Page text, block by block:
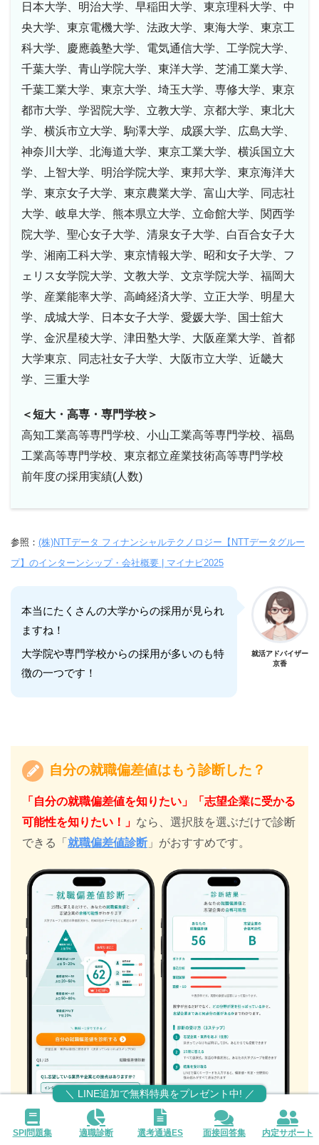
日本大学、明治大学、早稲田大学、東京理科大学、中
央大学、東京電機大学、法政大学、東海大学、東京工
科大学、慶應義塾大学、電気通信大学、工学院大学、
千葉大学、青山学院大学、東洋大学、芝浦工業大学、
千葉工業大学、東京大学、埼玉大学、専修大学、東京
都市大学、学習院大学、立教大学、京都大学、東北大
学、横浜市立大学、駒澤大学、成蹊大学、広島大学、
神奈川大学、北海道大学、東京工業大学、横浜国立大
学、上智大学、明治学院大学、東邦大学、東京海洋大
学、東京女子大学、東京農業大学、富山大学、同志社
大学、岐阜大学、熊本県立大学、立命館大学、関西学
院大学、聖心女子大学、清泉女子大学、白百合女子大
学、湘南工科大学、東京情報大学、昭和女子大学、フ
ェリス女学院大学、文教大学、文京学院大学、福岡大
学、産業能率大学、高崎経済大学、立正大学、明星大
学、成城大学、日本女子大学、愛媛大学、国士舘大
学、金沢星稜大学、津田塾大学、大阪産業大学、首都
大学東京、同志社女子大学、大阪市立大学、近畿大
学、三重大学
＜短大・高専・専門学校＞
高知工業高等専門学校、小山工業高等専門学校、福島
工業高等専門学校、東京都立産業技術高等専門学校
前年度の採用実績(人数)
参照： (株)NTTデータ フィナンシャルテクノロジー【NTTデータグルー
プ】のインターンシップ・会社概要 | マイナビ2025
本当にたくさんの大学からの採用が見られ
ますね！
大学院や専門学校からの採用が多いのも特
徴の一つです！
就活アドバイザー
京香
自分の就職偏差値はもう診断した？
「自分の就職偏差値を知りたい」「志望企業に受かる
可能性を知りたい！」 なら、選択肢を選ぶだけで診断
できる「 就職偏差値診断 」がおすすめです。
SPI問題集 適職診断 選考通過ES 面接回答集 内定サポート
＼ LINE追加で無料特典をプレゼント中! ／